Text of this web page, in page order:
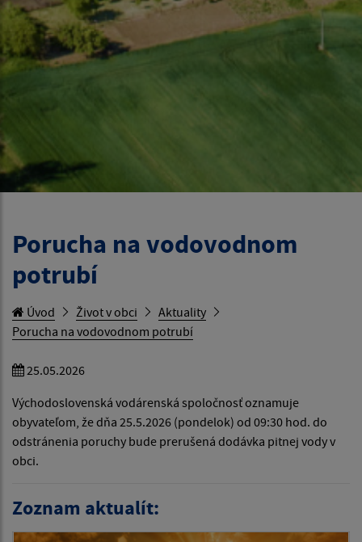
Porucha na vodovodnom
potrubí
Úvod Život v obci
Aktuality
Porucha na vodovodnom potrubí
25.05.2026
Východoslovenská vodárenská spoločnosť oznamuje
obyvateľom, že dňa 25.5.2026 (pondelok) od 09:30 hod. do
odstránenia poruchy bude prerušená dodávka pitnej vody v
obci.
Zoznam aktualít: